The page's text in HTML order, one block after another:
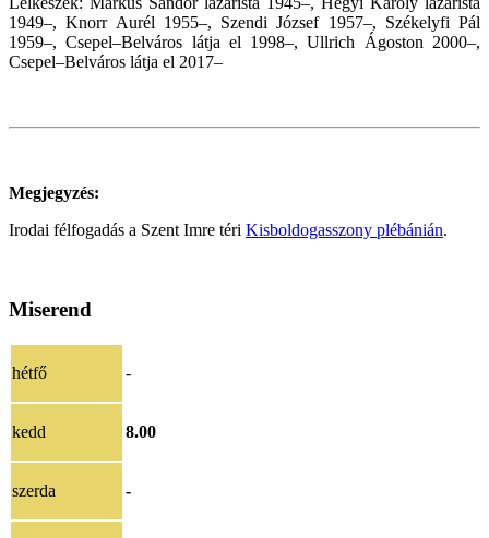
1949–, Knorr Aurél 1955–, Szendi József 1957–, Székelyfi Pál
1959–, Csepel–Belváros látja el 1998–, Ullrich Ágoston 2000–,
Csepel–Belváros látja el 2017–
Megjegyzés:
Irodai félfogadás a Szent Imre téri Kisboldogasszony plébánián.
Miserend
hétfő -
kedd 8.00
szerda -